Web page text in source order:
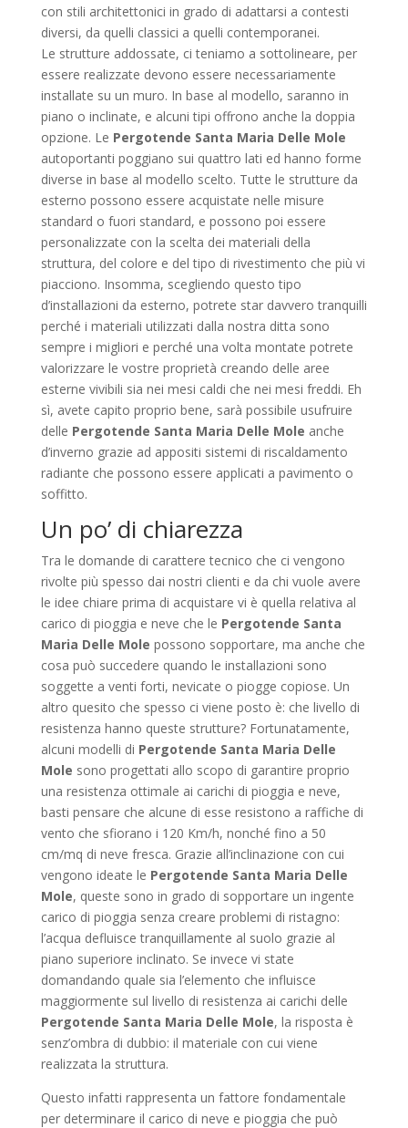
con stili architettonici in grado di adattarsi a contesti
diversi, da quelli classici a quelli contemporanei.
Le strutture addossate, ci teniamo a sottolineare, per
essere realizzate devono essere necessariamente
installate su un muro. In base al modello, saranno in
piano o inclinate, e alcuni tipi offrono anche la doppia
opzione. Le Pergotende Santa Maria Delle Mole
autoportanti poggiano sui quattro lati ed hanno forme
diverse in base al modello scelto. Tutte le strutture da
esterno possono essere acquistate nelle misure
standard o fuori standard, e possono poi essere
personalizzate con la scelta dei materiali della
struttura, del colore e del tipo di rivestimento che più vi
piacciono. Insomma, scegliendo questo tipo
d’installazioni da esterno, potrete star davvero tranquilli
perché i materiali utilizzati dalla nostra ditta sono
sempre i migliori e perché una volta montate potrete
valorizzare le vostre proprietà creando delle aree
esterne vivibili sia nei mesi caldi che nei mesi freddi. Eh
sì, avete capito proprio bene, sarà possibile usufruire
delle Pergotende Santa Maria Delle Mole anche
d’inverno grazie ad appositi sistemi di riscaldamento
radiante che possono essere applicati a pavimento o
soffitto.
Un po’ di chiarezza
Tra le domande di carattere tecnico che ci vengono
rivolte più spesso dai nostri clienti e da chi vuole avere
le idee chiare prima di acquistare vi è quella relativa al
carico di pioggia e neve che le Pergotende Santa
Maria Delle Mole possono sopportare, ma anche che
cosa può succedere quando le installazioni sono
soggette a venti forti, nevicate o piogge copiose. Un
altro quesito che spesso ci viene posto è: che livello di
resistenza hanno queste strutture? Fortunatamente,
alcuni modelli di Pergotende Santa Maria Delle
Mole sono progettati allo scopo di garantire proprio
una resistenza ottimale ai carichi di pioggia e neve,
basti pensare che alcune di esse resistono a raffiche di
vento che sfiorano i 120 Km/h, nonché fino a 50
cm/mq di neve fresca. Grazie all’inclinazione con cui
vengono ideate le Pergotende Santa Maria Delle
Mole, queste sono in grado di sopportare un ingente
carico di pioggia senza creare problemi di ristagno:
l’acqua defluisce tranquillamente al suolo grazie al
piano superiore inclinato. Se invece vi state
domandando quale sia l’elemento che influisce
maggiormente sul livello di resistenza ai carichi delle
Pergotende Santa Maria Delle Mole, la risposta è
senz’ombra di dubbio: il materiale con cui viene
realizzata la struttura.
Questo infatti rappresenta un fattore fondamentale
per determinare il carico di neve e pioggia che può